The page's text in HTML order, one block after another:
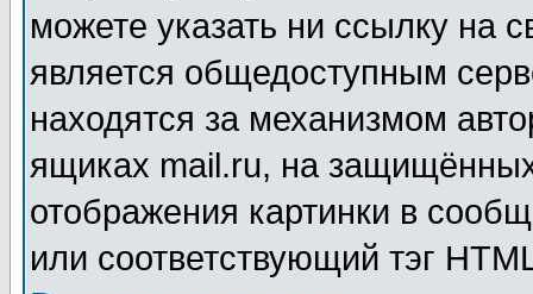
можете указать ни ссылку на
является общедоступным
находятся за механизмом
ящиках mail.ru, на
отображения картинки в
или соответствующий тэг